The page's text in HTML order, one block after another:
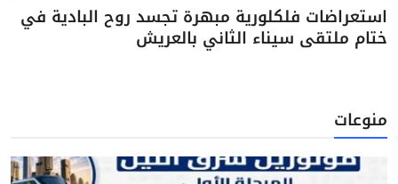
استعراضات فلكلورية مبهرة تجسد روح البادية في
ختام ملتقى سيناء الثاني بالعريش
منوعات